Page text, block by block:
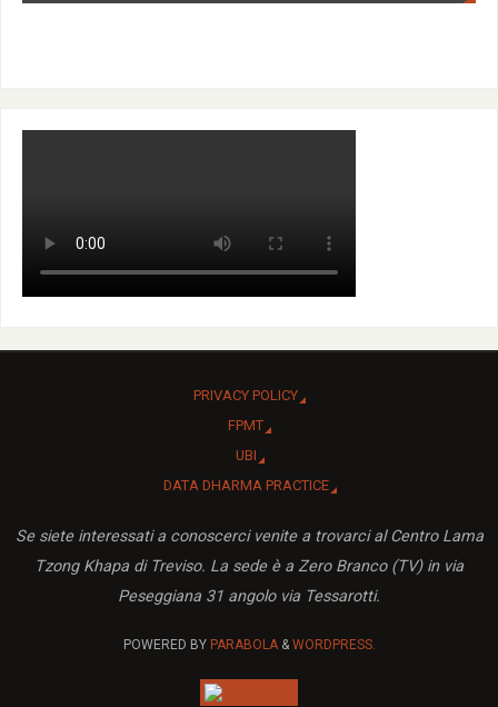
PRIVACY POLICY
FPMT
UBI
DATA DHARMA PRACTICE
Se siete interessati a conoscerci venite a trovarci al Centro Lama
Tzong Khapa di Treviso. La sede è a Zero Branco (TV) in via
Peseggiana 31 angolo via Tessarotti.
POWERED BY PARABOLA& WORDPRESS.